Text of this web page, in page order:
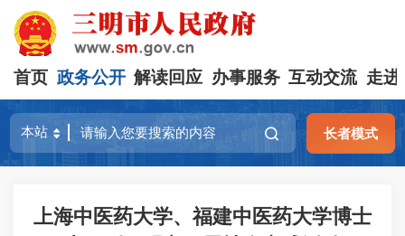
首页 政务公开 解读回应 办事服务 互动交流 走进
长者模式
上海中医药大学、福建中医药大学博士